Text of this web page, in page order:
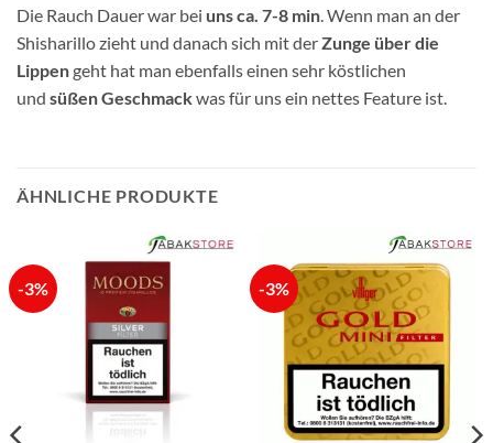
Die Rauch Dauer war bei uns ca. 7-8 min. Wenn man an der
Shisharillo zieht und danach sich mit derZunge über die
Lippengeht hat man ebenfalls einen sehr köstlichen
und süßen Geschmackwas für uns ein nettes Feature ist.
ÄHNLICHE PRODUKTE
-3% -3%